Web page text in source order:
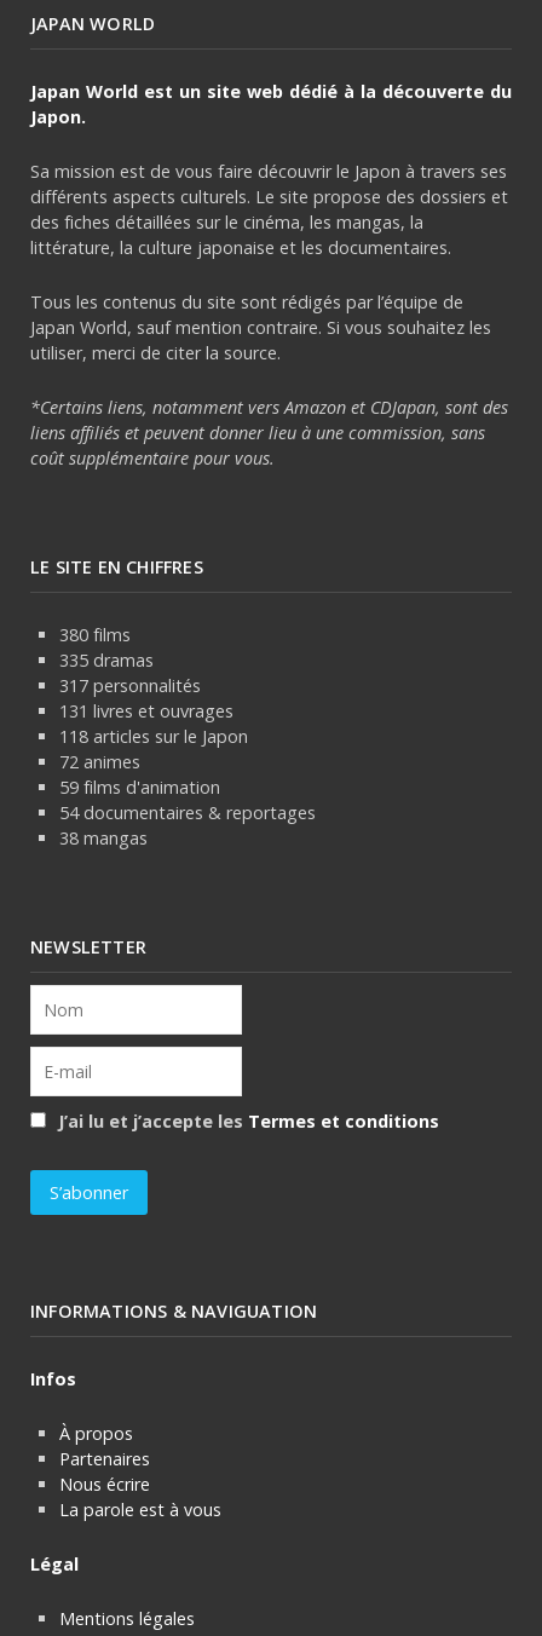
JAPAN WORLD
Japan World est un site web dédié à la découverte du
Japon.
Sa mission est de vous faire découvrir le Japon à travers ses
différents aspects culturels. Le site propose des dossiers et
des fiches détaillées sur le cinéma, les mangas, la
littérature, la culture japonaise et les documentaires.
Tous les contenus du site sont rédigés par l’équipe de
Japan World, sauf mention contraire. Si vous souhaitez les
utiliser, merci de citer la source.
*Certains liens, notamment vers Amazon et CDJapan, sont des
liens affiliés et peuvent donner lieu à une commission, sans
coût supplémentaire pour vous.
LE SITE EN CHIFFRES
380 films
335 dramas
317 personnalités
131 livres et ouvrages
118 articles sur le Japon
72 animes
59 films d'animation
54 documentaires & reportages
38 mangas
NEWSLETTER
J’ai lu et j’accepte les Termes et conditions
INFORMATIONS & NAVIGUATION
Infos
À propos
Partenaires
Nous écrire
La parole est à vous
Légal
Mentions légales